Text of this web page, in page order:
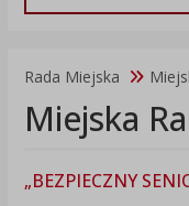
Rada Miejska
Miejska
„BEZPIECZNY